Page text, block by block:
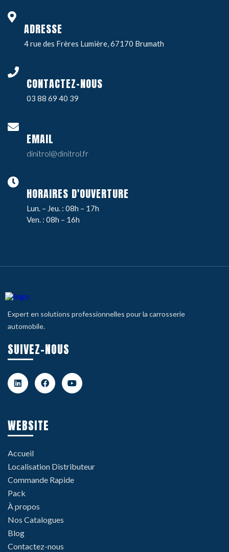
ADRESSE
4 rue des Frères Lumière, 67170 Brumath
CONTACTEZ-NOUS
03 88 69 40 39
EMAIL
dinitrol@dinitrol.fr
HORAIRES D'OUVERTURE
Lun. – Jeu. : 08h – 17h
Ven. : 08h – 16h
Expert en solutions professionnelles pour la carrosserie
automobile.
SUIVEZ-NOUS
WEBSITE
Accueil
Localisation Distributeur
Commande Rapide
Pack
À propos
Nos Catalogues
Blog
Contactez-nous